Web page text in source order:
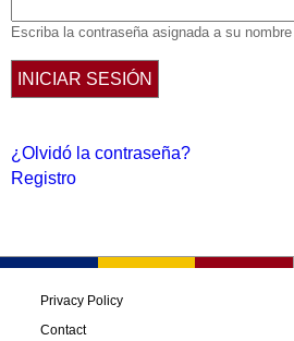
Escriba la contraseña asignada a su nombre
¿Olvidó la contraseña?
Registro
Privacy Policy
Contact